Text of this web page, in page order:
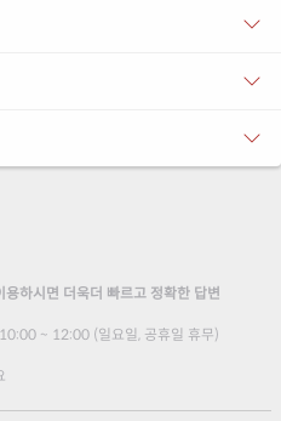
용하시면 더욱더 빠르고 정확한 답변
~ 12:00 (일요일, 공휴일 휴무)